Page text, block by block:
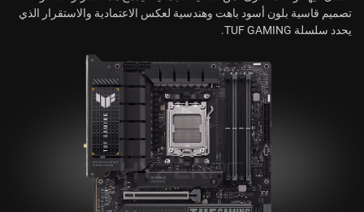
تصميم قاسية بلون أسود باهت وهندسية لعكس الاعتمادية والاستقرار الذي
يحدد سلسلة TUF GAMING.